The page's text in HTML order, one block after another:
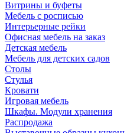
Витрины и буфеты
Мебель с росписью
Интерьерные рейки
Офисная мебель на заказ
Детская мебель
Мебель для детских садов
Столы
Стулья
Кровати
Игровая мебель
Шкафы. Модули хранения
Распродажа